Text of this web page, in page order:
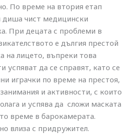
По време на втория етап
диша чист медицински
При децата с проблеми в
е дългия престой
на лицето, въпреки това
успяват да се справят, като се
играчки по време на престоя,
и активности, с които
и успява да сложи маската
време в барокамерата.
влиза с придружител.